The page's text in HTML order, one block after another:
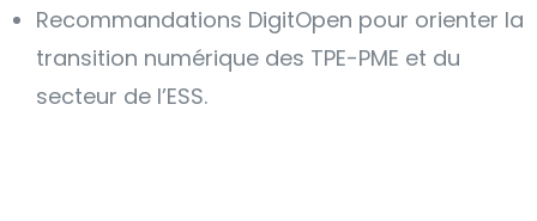
Recommandations DigitOpen pour orienter la
transition numérique des TPE-PME et du
secteur de l’ESS.